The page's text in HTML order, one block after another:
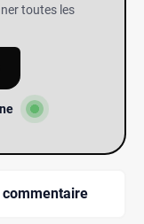
toutes les
commentaire